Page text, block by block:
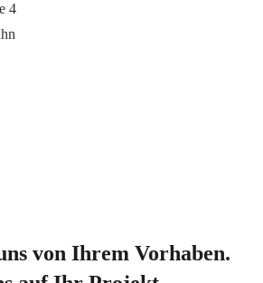
4
von Ihrem Vorhaben.